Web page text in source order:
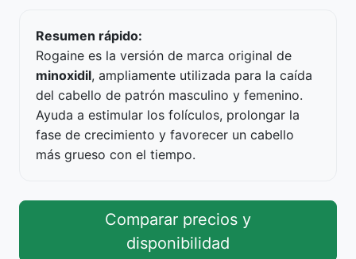
Resumen rápido:
Rogaine es la versión de marca original de
minoxidil, ampliamente utilizada para la caída
del cabello de patrón masculino y femenino.
Ayuda a estimular los folículos, prolongar la
fase de crecimiento y favorecer un cabello
más grueso con el tiempo.
Comparar precios y
disponibilidad